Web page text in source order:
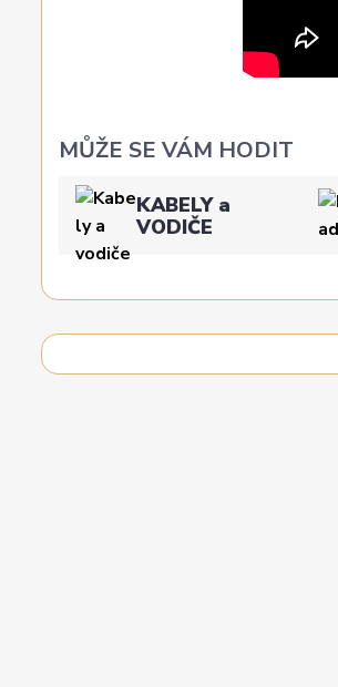
MŮŽE SE VÁM HODIT
KABELY a
VODIČE